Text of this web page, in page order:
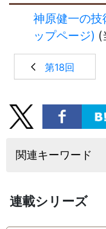
神原健一の技
ップページ) (
第18回
関連キーワード
連載シリーズ